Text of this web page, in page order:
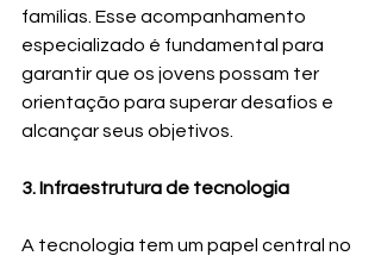
famílias. Esse acompanhamento
especializado é fundamental para
garantir que os jovens possam ter
orientação para superar desafios e
alcançar seus objetivos.
3. Infraestrutura de tecnologia
A tecnologia tem um papel central no